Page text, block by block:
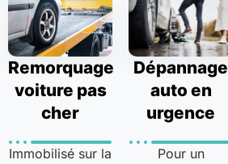
Remorquage
voiture pas
cher
Immobilisé sur la
Dépannage
auto en
urgence
Pour un